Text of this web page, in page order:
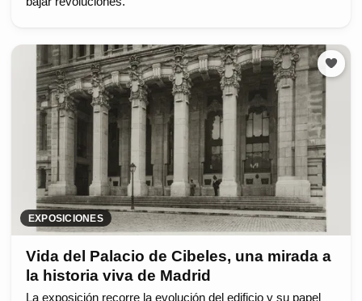
EXPOSICIONES
Vida del Palacio de Cibeles, una mirada a
la historia viva de Madrid
La exposición recorre la evolución del edificio y su papel